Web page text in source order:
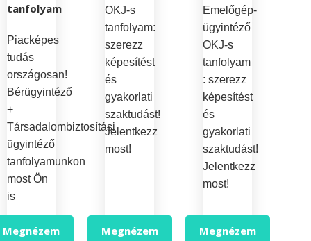
tanfolyam
Piacképes
tudás
országosan!
Bérügyintéző
+
Társadalombiztosítási
ügyintéző
tanfolyamunkon
most Ön
is
Megnézem
OKJ-s
tanfolyam:
szerezz
képesítést
és
gyakorlati
szaktudást!
Jelentkezz
most!
Megnézem
Emelőgép-
ügyintéző
OKJ-s
tanfolyam
: szerezz
képesítést
és
gyakorlati
szaktudást!
Jelentkezz
most!
Megnézem